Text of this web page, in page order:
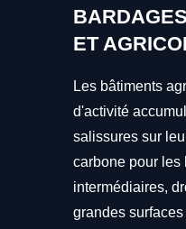
ET
Les bâtiments
d'activité
salissures sur
carbone pour les
intermédiaires,
grandes